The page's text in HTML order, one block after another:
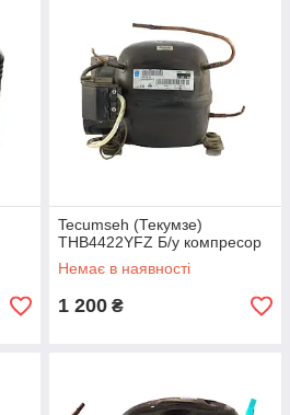
Tecumseh (Текумзе)
THB4422YFZ Б/у компресор
Немає в наявності
1 200 ₴